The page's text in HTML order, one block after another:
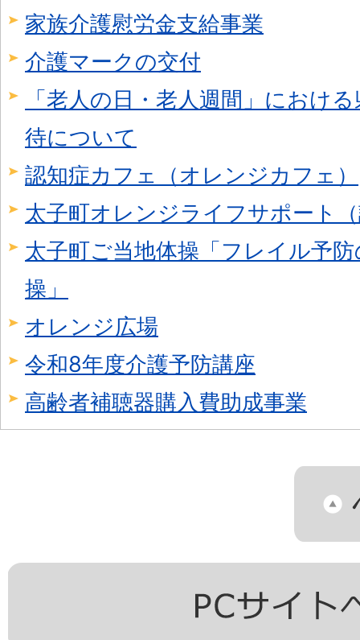
家族介護慰労金支給事業
介護マークの交付
「老人の日・老人週間」におけ
待について
認知症カフェ（オレンジカフェ）
太子町オレンジライフサポート
太子町ご当地体操「フレイル予
操」
オレンジ広場
令和8年度介護予防講座
高齢者補聴器購入費助成事業